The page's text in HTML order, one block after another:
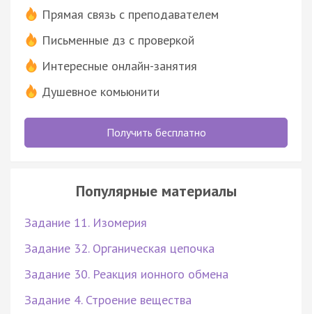
Прямая связь с преподавателем
Письменные дз с проверкой
Интересные онлайн-занятия
Душевное комьюнити
Получить бесплатно
Популярные материалы
Задание 11. Изомерия
Задание 32. Органическая цепочка
Задание 30. Реакция ионного обмена
Задание 4. Строение вещества